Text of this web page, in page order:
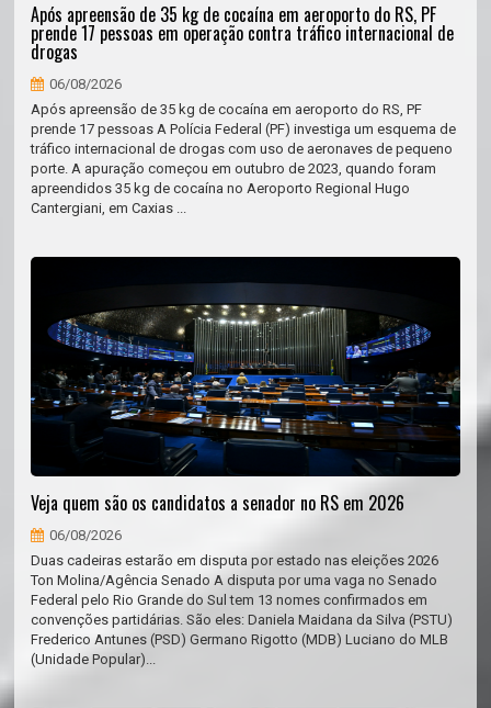
Após apreensão de 35 kg de cocaína em aeroporto do RS, PF
prende 17 pessoas em operação contra tráfico internacional de
drogas
06/08/2026
Após apreensão de 35 kg de cocaína em aeroporto do RS, PF
prende 17 pessoas A Polícia Federal (PF) investiga um esquema de
tráfico internacional de drogas com uso de aeronaves de pequeno
porte. A apuração começou em outubro de 2023, quando foram
apreendidos 35 kg de cocaína no Aeroporto Regional Hugo
Cantergiani, em Caxias ...
Veja quem são os candidatos a senador no RS em 2026
06/08/2026
Duas cadeiras estarão em disputa por estado nas eleições 2026
Ton Molina/Agência Senado A disputa por uma vaga no Senado
Federal pelo Rio Grande do Sul tem 13 nomes confirmados em
convenções partidárias. São eles: Daniela Maidana da Silva (PSTU)
Frederico Antunes (PSD) Germano Rigotto (MDB) Luciano do MLB
(Unidade Popular)...